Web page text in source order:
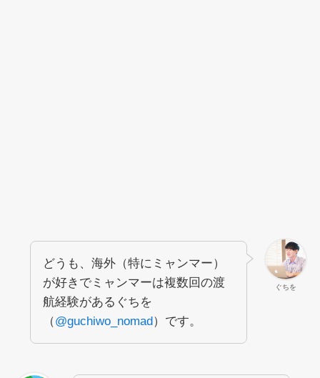
ぐちを
どうも、海外（特にミャンマー）
が好きでミャンマーは複数回の渡
航経験があるぐちを
（@guchiwo_nomad）です。